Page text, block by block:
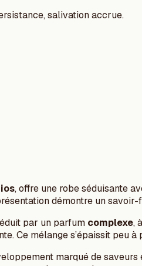
salivation accrue.
, offre une robe séduisante
démontre un
par un parfum complexe,
Ce mélange s’épaissit peu
marqué de